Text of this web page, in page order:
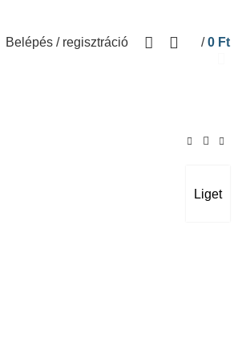
Belépés / regisztráció / 0 Ft
Liget